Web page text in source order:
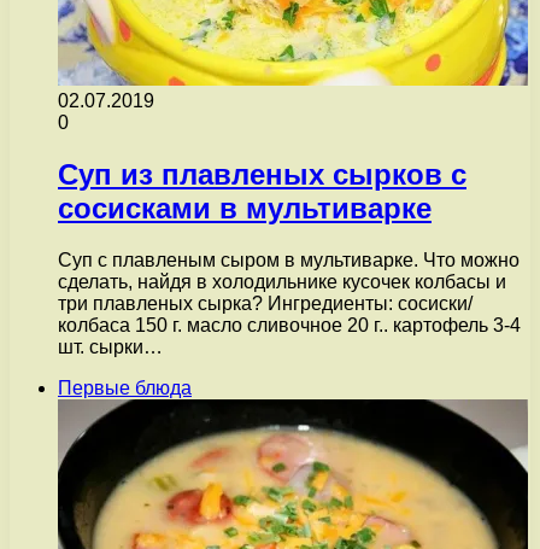
02.07.2019
0
Суп из плавленых сырков с
сосисками в мультиварке
Суп с плавленым сыром в мультиварке. Что можно
сделать, найдя в холодильнике кусочек колбасы и
три плавленых сырка? Ингредиенты: сосиски/
колбаса 150 г. масло сливочное 20 г.. картофель 3-4
шт. сырки…
Первые блюда